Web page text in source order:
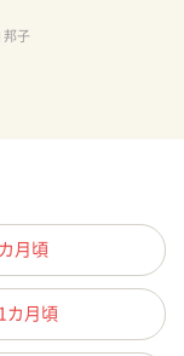
邦子
月頃
カ月頃